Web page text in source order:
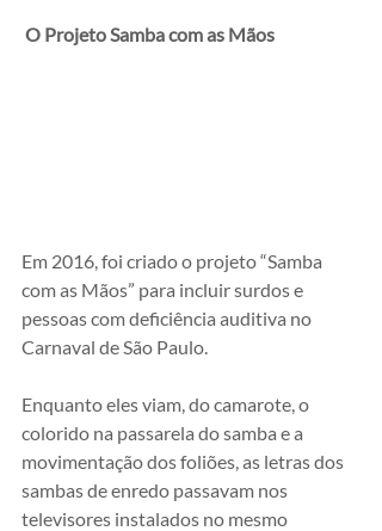
O Projeto Samba com as Mãos
Em 2016, foi criado o projeto “Samba
com as Mãos” para incluir surdos e
pessoas com deficiência auditiva no
Carnaval de São Paulo.
Enquanto eles viam, do camarote, o
colorido na passarela do samba e a
movimentação dos foliões, as letras dos
sambas de enredo passavam nos
televisores instalados no mesmo